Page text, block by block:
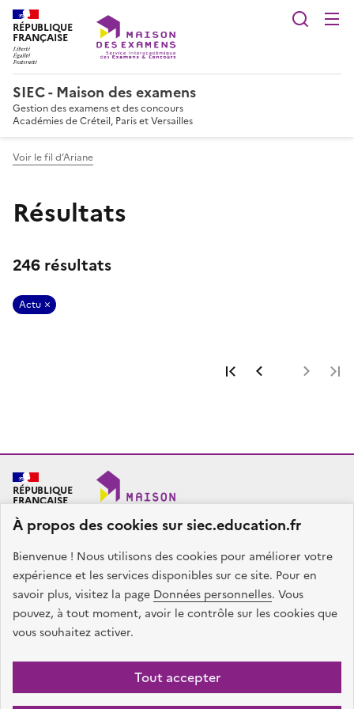
À propos des cookies sur siec.education.fr
Bienvenue ! Nous utilisons des cookies pour améliorer votre
expérience et les services disponibles sur ce site. Pour en
savoir plus, visitez la page Données personnelles. Vous
pouvez, à tout moment, avoir le contrôle sur les cookies que
vous souhaitez activer.
Tout accepter
RÉPUBLIQUE
FRANÇAISE
SIEC - Maison des examens
Gestion des examens et des concours
Académies de Créteil, Paris et Versailles
Voir le fil d’Ariane
Résultats
246 résultats
Actu
Première page
Page
RÉPUBLIQUE
FRANÇAISE
SIEC - Maison des examens
Académies de Créteil, Paris et Versailles
7, rue Ernest Renan
94749 ARCUEIL CEDEX
Nous contacter
facebook
x instagramlinkedin